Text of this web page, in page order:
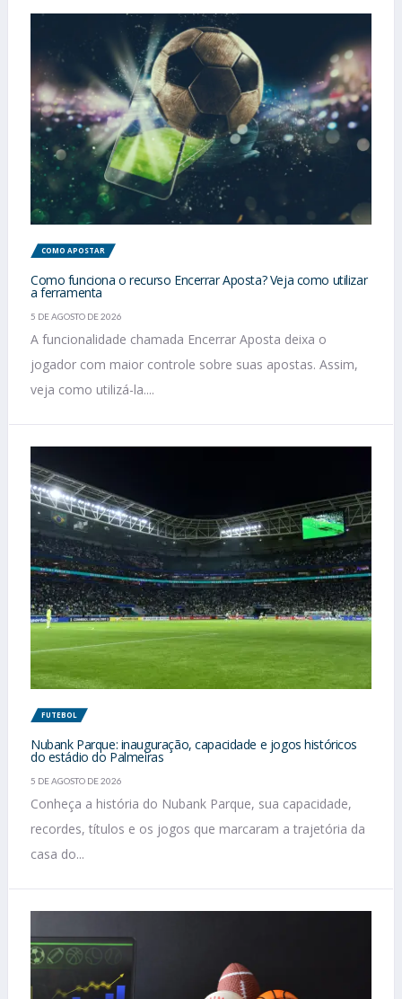
COMO APOSTAR
Como funciona o recurso Encerrar Aposta? Veja como utilizar
a ferramenta
5 DE AGOSTO DE 2026
A funcionalidade chamada Encerrar Aposta deixa o
jogador com maior controle sobre suas apostas. Assim,
veja como utilizá-la....
FUTEBOL
Nubank Parque: inauguração, capacidade e jogos históricos
do estádio do Palmeiras
5 DE AGOSTO DE 2026
Conheça a história do Nubank Parque, sua capacidade,
recordes, títulos e os jogos que marcaram a trajetória da
casa do...